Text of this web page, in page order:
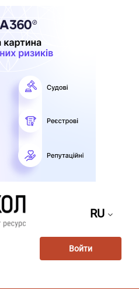
RU
Войти